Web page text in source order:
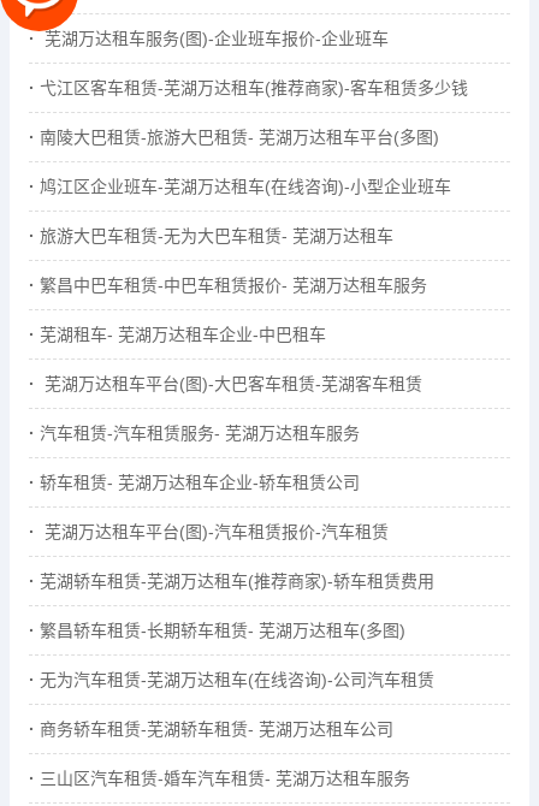
芜湖万达租车服务(图)-企业班车报价-企业班车
弋江区客车租赁-芜湖万达租车(推荐商家)-客车租赁多少钱
南陵大巴租赁-旅游大巴租赁- 芜湖万达租车平台(多图)
鸠江区企业班车-芜湖万达租车(在线咨询)-小型企业班车
旅游大巴车租赁-无为大巴车租赁- 芜湖万达租车
繁昌中巴车租赁-中巴车租赁报价- 芜湖万达租车服务
芜湖租车- 芜湖万达租车企业-中巴租车
芜湖万达租车平台(图)-大巴客车租赁-芜湖客车租赁
汽车租赁-汽车租赁服务- 芜湖万达租车服务
轿车租赁- 芜湖万达租车企业-轿车租赁公司
芜湖万达租车平台(图)-汽车租赁报价-汽车租赁
芜湖轿车租赁-芜湖万达租车(推荐商家)-轿车租赁费用
繁昌轿车租赁-长期轿车租赁- 芜湖万达租车(多图)
无为汽车租赁-芜湖万达租车(在线咨询)-公司汽车租赁
商务轿车租赁-芜湖轿车租赁- 芜湖万达租车公司
三山区汽车租赁-婚车汽车租赁- 芜湖万达租车服务